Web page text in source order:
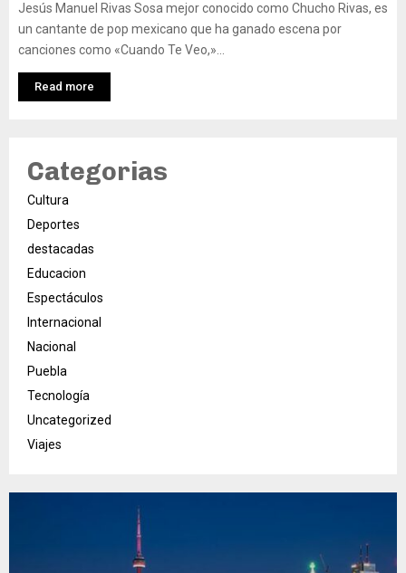
Jesús Manuel Rivas Sosa mejor conocido como Chucho Rivas, es
un cantante de pop mexicano que ha ganado escena por
canciones como «Cuando Te Veo,»...
Read more
Categorias
Cultura
Deportes
destacadas
Educacion
Espectáculos
Internacional
Nacional
Puebla
Tecnología
Uncategorized
Viajes